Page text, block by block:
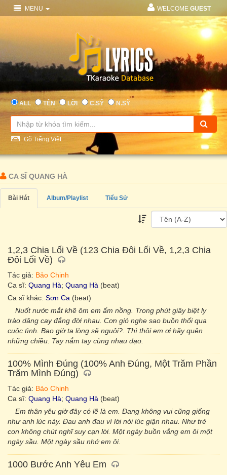
MENU WELCOME GUEST
ALL TÊN LỜI C.SỸ N.SỸ
Gõ Tiếng Việt
CA SĨ QUANG HÀ
Bài Hát Album/Playlist Tiểu Sử
1,2,3 Chia Lối Về (123 Chia Đôi Lối Về, 1,2,3 Chia
Đôi Lối Về)
Tác giả: Bảo Chinh
Ca sĩ: Quang Hà; Quang Hà (beat)
Ca sĩ khác: Sơn Ca (beat)
Nuốt nước mắt khẽ ôm em ấm nồng. Trong phút giây biệt ly
trào dâng cay đắng đời nhau. Cơn gió nghe sao buồn thổi qua
cuộc tình. Bao giờ ta lòng sẽ nguôi?. Thì thôi em ơi hãy quên
những chiều. Tay nắm tay cùng nhau dạo.
100% Mình Đúng (100% Anh Đúng, Một Trăm Phần
Trăm Mình Đúng)
Tác giả: Bảo Chinh
Ca sĩ: Quang Hà; Quang Hà (beat)
Em thân yêu giờ đây có lẽ là em. Đang không vui cũng giống
như anh lúc này. Đau anh đau vì lời nói lúc giận nhau. Như trẻ
con không chút nghĩ suy cạn lời. Một ngày buồn vắng em ôi một
ngày sầu. Một ngày sầu nhớ em ôi.
1000 Bước Anh Yêu Em